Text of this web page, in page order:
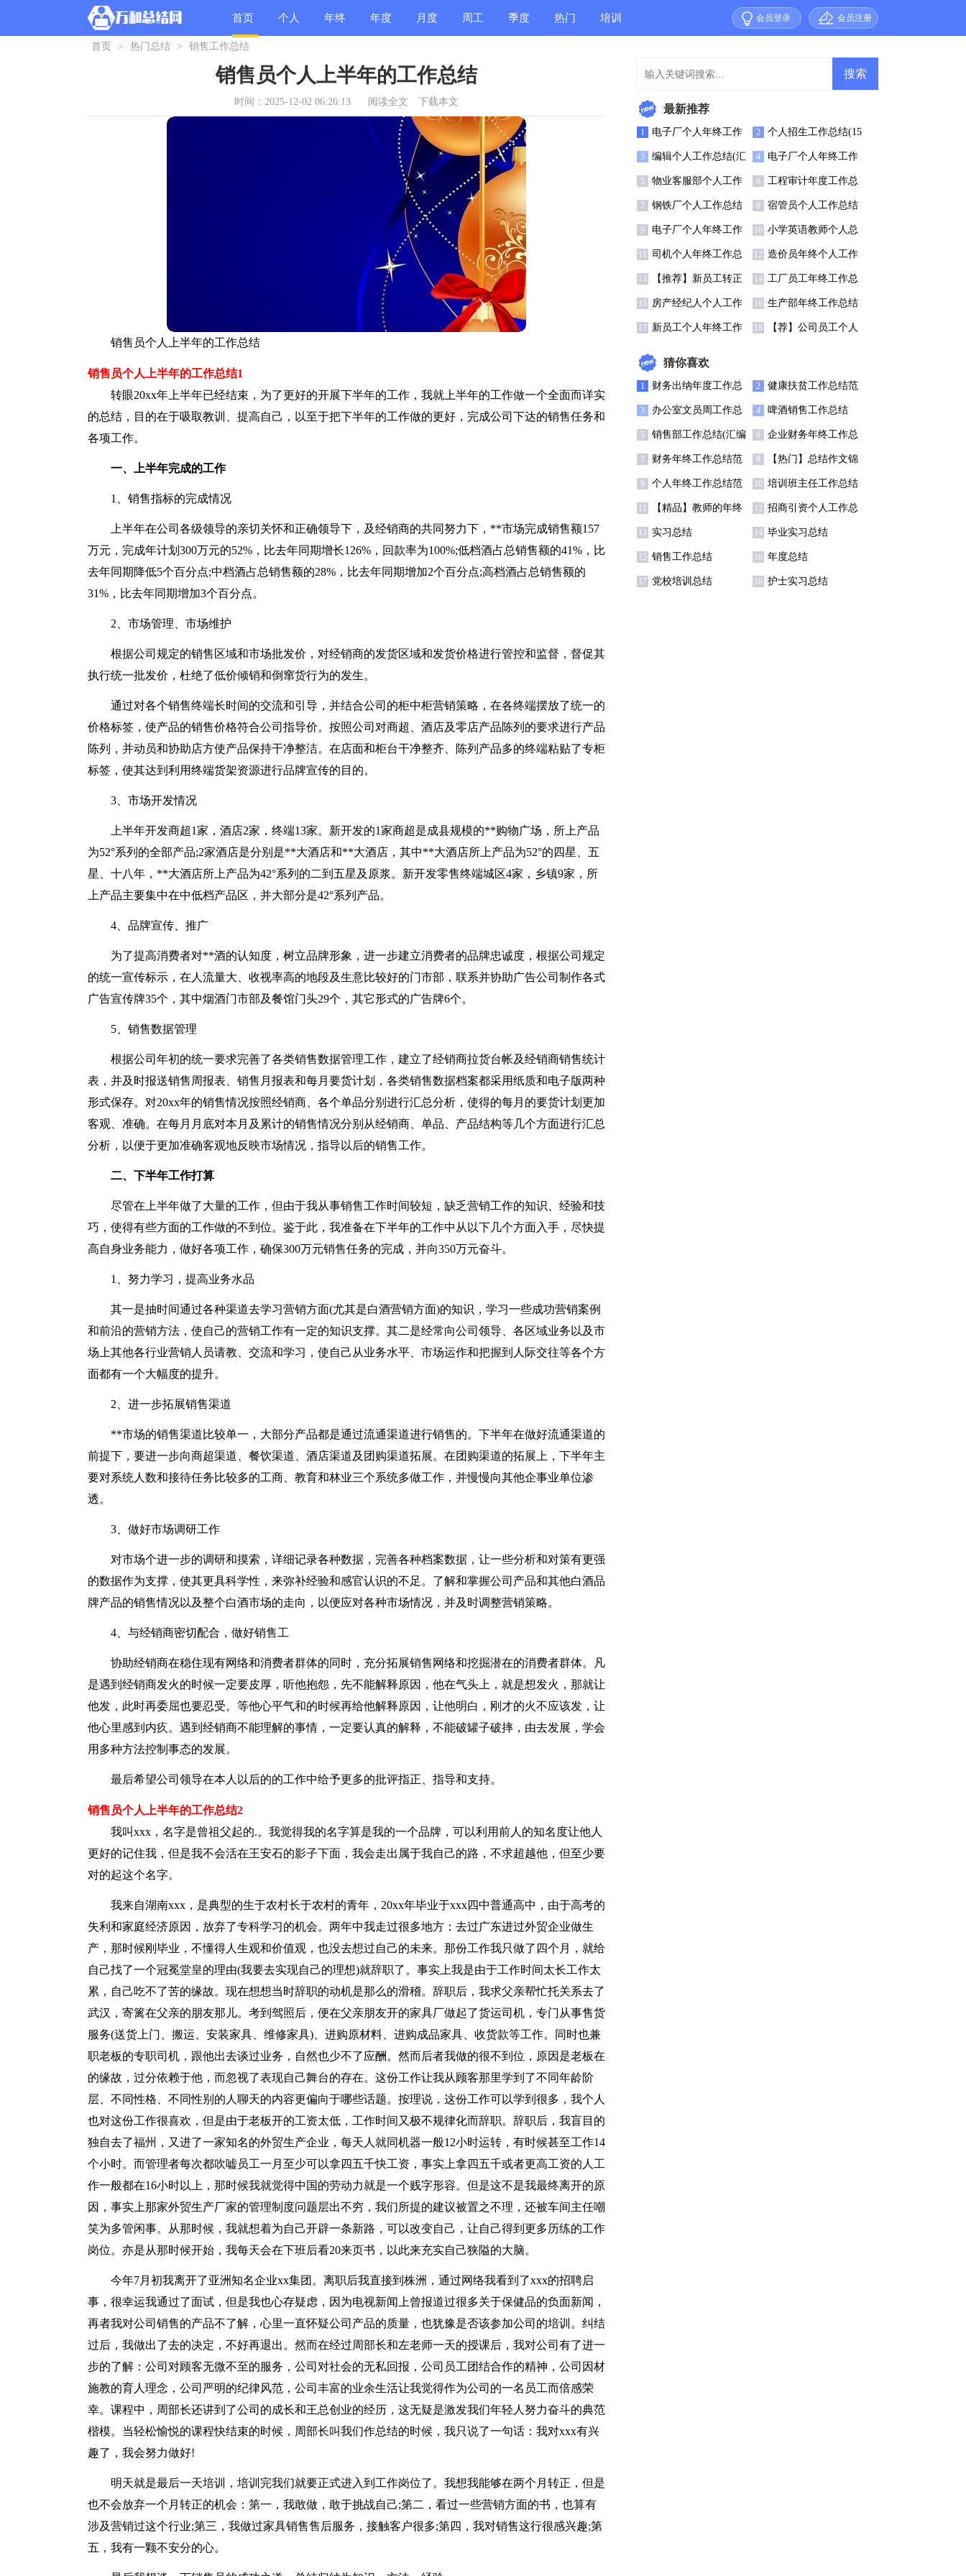
首页 个人 年终 年度 月度 周工 季度 热门 培训 会员登录 会员注册
首页 > 热门总结 > 销售工作总结
销售员个人上半年的工作总结
时间：2025-12-02 06:26:13 阅读全文 下载本文
销售员个人上半年的工作总结
销售员个人上半年的工作总结1
转眼20xx年上半年已经结束，为了更好的开展下半年的工作，我就上半年的工作做一个全面而详实
的总结，目的在于吸取教训、提高自己，以至于把下半年的工作做的更好，完成公司下达的销售任务和
各项工作。
一、上半年完成的工作
1、销售指标的完成情况
上半年在公司各级领导的亲切关怀和正确领导下，及经销商的共同努力下，**市场完成销售额157
万元，完成年计划300万元的52%，比去年同期增长126%，回款率为100%;低档酒占总销售额的41%，比
去年同期降低5个百分点;中档酒占总销售额的28%，比去年同期增加2个百分点;高档酒占总销售额的
31%，比去年同期增加3个百分点。
2、市场管理、市场维护
根据公司规定的销售区域和市场批发价，对经销商的发货区域和发货价格进行管控和监督，督促其
执行统一批发价，杜绝了低价倾销和倒窜货行为的发生。
通过对各个销售终端长时间的交流和引导，并结合公司的柜中柜营销策略，在各终端摆放了统一的
价格标签，使产品的销售价格符合公司指导价。按照公司对商超、酒店及零店产品陈列的要求进行产品
陈列，并动员和协助店方使产品保持干净整洁。在店面和柜台干净整齐、陈列产品多的终端粘贴了专柜
标签，使其达到利用终端货架资源进行品牌宣传的目的。
3、市场开发情况
上半年开发商超1家，酒店2家，终端13家。新开发的1家商超是成县规模的**购物广场，所上产品
为52°系列的全部产品;2家酒店是分别是**大酒店和**大酒店，其中**大酒店所上产品为52°的四星、五
星、十八年，**大酒店所上产品为42°系列的二到五星及原浆。新开发零售终端城区4家，乡镇9家，所
上产品主要集中在中低档产品区，并大部分是42°系列产品。
4、品牌宣传、推广
为了提高消费者对**酒的认知度，树立品牌形象，进一步建立消费者的品牌忠诚度，根据公司规定
的统一宣传标示，在人流量大、收视率高的地段及生意比较好的门市部，联系并协助广告公司制作各式
广告宣传牌35个，其中烟酒门市部及餐馆门头29个，其它形式的广告牌6个。
5、销售数据管理
根据公司年初的统一要求完善了各类销售数据管理工作，建立了经销商拉货台帐及经销商销售统计
表，并及时报送销售周报表、销售月报表和每月要货计划，各类销售数据档案都采用纸质和电子版两种
形式保存。对20xx年的销售情况按照经销商、各个单品分别进行汇总分析，使得的每月的要货计划更加
客观、准确。在每月月底对本月及累计的销售情况分别从经销商、单品、产品结构等几个方面进行汇总
分析，以便于更加准确客观地反映市场情况，指导以后的销售工作。
二、下半年工作打算
尽管在上半年做了大量的工作，但由于我从事销售工作时间较短，缺乏营销工作的知识、经验和技
巧，使得有些方面的工作做的不到位。鉴于此，我准备在下半年的工作中从以下几个方面入手，尽快提
高自身业务能力，做好各项工作，确保300万元销售任务的完成，并向350万元奋斗。
1、努力学习，提高业务水品
其一是抽时间通过各种渠道去学习营销方面(尤其是白酒营销方面)的知识，学习一些成功营销案例
和前沿的营销方法，使自己的营销工作有一定的知识支撑。其二是经常向公司领导、各区域业务以及市
场上其他各行业营销人员请教、交流和学习，使自己从业务水平、市场运作和把握到人际交往等各个方
面都有一个大幅度的提升。
2、进一步拓展销售渠道
**市场的销售渠道比较单一，大部分产品都是通过流通渠道进行销售的。下半年在做好流通渠道的
前提下，要进一步向商超渠道、餐饮渠道、酒店渠道及团购渠道拓展。在团购渠道的拓展上，下半年主
要对系统人数和接待任务比较多的工商、教育和林业三个系统多做工作，并慢慢向其他企事业单位渗
透。
3、做好市场调研工作
对市场个进一步的调研和摸索，详细记录各种数据，完善各种档案数据，让一些分析和对策有更强
的数据作为支撑，使其更具科学性，来弥补经验和感官认识的不足。了解和掌握公司产品和其他白酒品
牌产品的销售情况以及整个白酒市场的走向，以便应对各种市场情况，并及时调整营销策略。
4、与经销商密切配合，做好销售工
协助经销商在稳住现有网络和消费者群体的同时，充分拓展销售网络和挖掘潜在的消费者群体。凡
是遇到经销商发火的时候一定要皮厚，听他抱怨，先不能解释原因，他在气头上，就是想发火，那就让
他发，此时再委屈也要忍受。等他心平气和的时候再给他解释原因，让他明白，刚才的火不应该发，让
他心里感到内疚。遇到经销商不能理解的事情，一定要认真的解释，不能破罐子破摔，由去发展，学会
用多种方法控制事态的发展。
最后希望公司领导在本人以后的的工作中给予更多的批评指正、指导和支持。
销售员个人上半年的工作总结2
我叫xxx，名字是曾祖父起的.。我觉得我的名字算是我的一个品牌，可以利用前人的知名度让他人
更好的记住我，但是我不会活在王安石的影子下面，我会走出属于我自己的路，不求超越他，但至少要
对的起这个名字。
我来自湖南xxx，是典型的生于农村长于农村的青年，20xx年毕业于xxx四中普通高中，由于高考的
失利和家庭经济原因，放弃了专科学习的机会。两年中我走过很多地方：去过广东进过外贸企业做生
产，那时候刚毕业，不懂得人生观和价值观，也没去想过自己的未来。那份工作我只做了四个月，就给
自己找了一个冠冕堂皇的理由(我要去实现自己的理想)就辞职了。事实上我是由于工作时间太长工作太
累，自己吃不了苦的缘故。现在想想当时辞职的动机是那么的滑稽。辞职后，我求父亲帮忙托关系去了
武汉，寄篱在父亲的朋友那儿。考到驾照后，便在父亲朋友开的家具厂做起了货运司机，专门从事售货
服务(送货上门、搬运、安装家具、维修家具)、进购原材料、进购成品家具、收货款等工作。同时也兼
职老板的专职司机，跟他出去谈过业务，自然也少不了应酬。然而后者我做的很不到位，原因是老板在
的缘故，过分依赖于他，而忽视了表现自己舞台的存在。这份工作让我从顾客那里学到了不同年龄阶
层、不同性格、不同性别的人聊天的内容更偏向于哪些话题。按理说，这份工作可以学到很多，我个人
也对这份工作很喜欢，但是由于老板开的工资太低，工作时间又极不规律化而辞职。辞职后，我盲目的
独自去了福州，又进了一家知名的外贸生产企业，每天人就同机器一般12小时运转，有时候甚至工作14
个小时。而管理者每次都吹嘘员工一月至少可以拿四五千快工资，事实上拿四五千或者更高工资的人工
作一般都在16小时以上，那时候我就觉得中国的劳动力就是一个贱字形容。但是这不是我最终离开的原
因，事实上那家外贸生产厂家的管理制度问题层出不穷，我们所提的建议被置之不理，还被车间主任嘲
笑为多管闲事。从那时候，我就想着为自己开辟一条新路，可以改变自己，让自己得到更多历练的工作
岗位。亦是从那时候开始，我每天会在下班后看20来页书，以此来充实自己狭隘的大脑。
今年7月初我离开了亚洲知名企业xx集团。离职后我直接到株洲，通过网络我看到了xxx的招聘启
事，很幸运我通过了面试，但是我也心存疑虑，因为电视新闻上曾报道过很多关于保健品的负面新闻，
再者我对公司销售的产品不了解，心里一直怀疑公司产品的质量，也犹豫是否该参加公司的培训。纠结
过后，我做出了去的决定，不好再退出。然而在经过周部长和左老师一天的授课后，我对公司有了进一
步的了解：公司对顾客无微不至的服务，公司对社会的无私回报，公司员工团结合作的精神，公司因材
施教的育人理念，公司严明的纪律风范，公司丰富的业余生活让我觉得作为公司的一名员工而倍感荣
幸。课程中，周部长还讲到了公司的成长和王总创业的经历，这无疑是激发我们年轻人努力奋斗的典范
楷模。当轻松愉悦的课程快结束的时候，周部长叫我们作总结的时候，我只说了一句话：我对xxx有兴
趣了，我会努力做好!
明天就是最后一天培训，培训完我们就要正式进入到工作岗位了。我想我能够在两个月转正，但是
也不会放弃一个月转正的机会：第一，我敢做，敢于挑战自己;第二，看过一些营销方面的书，也算有
涉及营销过这个行业;第三，我做过家具销售售后服务，接触客户很多;第四，我对销售这行很感兴趣;第
五，我有一颗不安分的心。
最新推荐
1 电子厂个人年终工作
总结(11篇)
2 个人招生工作总结(15
篇)
3 编辑个人工作总结(汇
编15篇)
4 电子厂个人年终工作
总结10篇
5 物业客服部个人工作
总结15篇
6 工程审计年度工作总
结
7 钢铁厂个人工作总结 8 宿管员个人工作总结
15篇
9 电子厂个人年终工作
总结13篇
10 小学英语教师个人总
结(15篇)
11 司机个人年终工作总
结(15篇)
12 造价员年终个人工作
总结
13 【推荐】新员工转正
个人工作总结
14 工厂员工年终工作总
结(精选15篇)
15 房产经纪人个人工作
总结(7篇)
16 生产部年终工作总结
15篇
17 新员工个人年终工作 18 【荐】公司员工个人
猜你喜欢
1 财务出纳年度工作总
结11篇
2 健康扶贫工作总结范
文
3 办公室文员周工作总
结
4 啤酒销售工作总结
5 销售部工作总结(汇编
15篇)
6 企业财务年终工作总
结范文
7 财务年终工作总结范
文汇编六篇
8 【热门】总结作文锦
集四篇
9 个人年终工作总结范
文
10 培训班主任工作总结
集锦8篇
11 【精品】教师的年终
总结模板汇编八篇
12 招商引资个人工作总
结
13 实习总结 14 毕业实习总结
15 销售工作总结 16 年度总结
17 党校培训总结 18 护士实习总结